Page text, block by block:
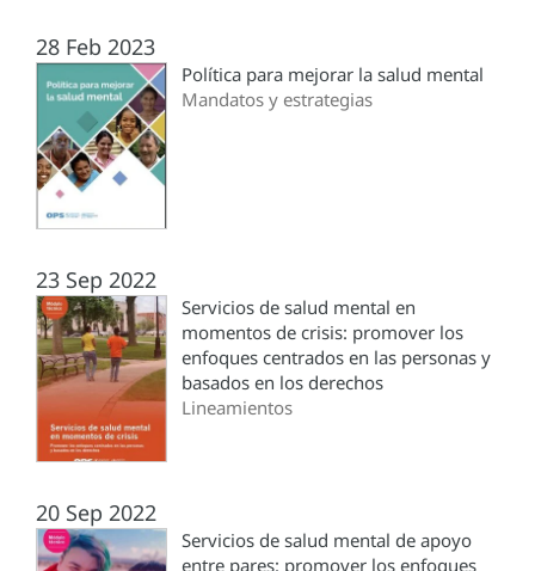
28 Feb 2023
Política para mejorar la salud mental
Mandatos y estrategias
23 Sep 2022
Servicios de salud mental en
momentos de crisis: promover los
enfoques centrados en las personas y
basados en los derechos
Lineamientos
20 Sep 2022
Servicios de salud mental de apoyo
entre pares: promover los enfoques